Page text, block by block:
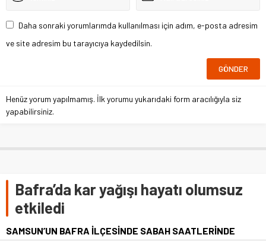
Daha sonraki yorumlarımda kullanılması için adım, e-posta adresim
ve site adresim bu tarayıcıya kaydedilsin.
Henüz yorum yapılmamış. İlk yorumu yukarıdaki form aracılığıyla siz
yapabilirsiniz.
Bafra’da kar yağışı hayatı olumsuz
etkiledi
SAMSUN’UN BAFRA İLÇESİNDE SABAH SAATLERİNDE